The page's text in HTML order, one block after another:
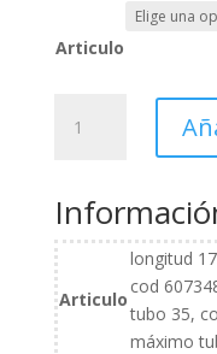
Articulo
de
canal
447/6
cantidad
Articulo
longitud
cod
tubo 35,
máximo